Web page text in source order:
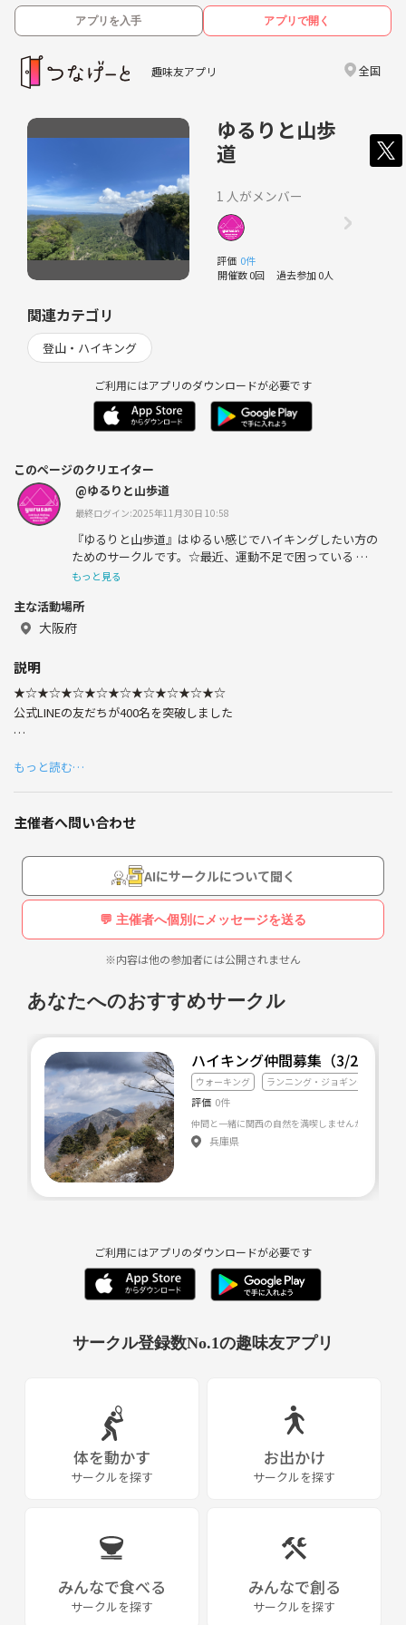
アプリを入手 アプリで開く
趣味友アプリ 全国
ゆるりと山歩
道
1 人がメンバー
評価 0件
開催数 0回 過去参加 0人
関連カテゴリ
登山・ハイキング
ご利用にはアプリのダウンロードが必要です
このページのクリエイター
@ゆるりと山歩道
最終ログイン:2025年11月30日 10:58
『ゆるりと山歩道』はゆるい感じでハイキングしたい方の
ためのサークルです。☆最近、運動不足で困っている ☆
自然を感じたい ☆仲間とわいわいしたい ☆登山に挑戦し
キングしましょう
もっと見る
主な活動場所
大阪府
説明
★☆★☆★☆★☆★☆★☆★☆★☆★☆
公式LINEの友だちが400名を突破しました
よろしくお願いします
★☆★☆★☆★☆★☆★☆★☆★☆★☆
『ゆるりと山歩道』"ゆるさん" は入会費、年会費無料の社会人登山・ハ
イキングサークルです。当サークルはゆるいウォーキングや低山から、
しっかり山登りまで登山女子・山ガールの方に多く参加していただいて
おります。
月に２、３回行う企画によって体力度や難易度が異なりますので、ご無
理をなさらずにご自身の体力や経験からお好きな企画にお気軽にご参加
OKです。
ップアップしたい！というのが参加者の主なモチベーションです。
現在、山を純粋に楽しみたい方を募集していますのでご興味のある方は
ぜひ私たちと一緒に素敵な体験を共有しましょう。
初めての方は、ゆるりと山歩道の公式LINE(認証済みアカウント)を友だ
ち追加してください。最新情報や活動の申込みは全て公式LINEにてご案
内させていただいております。
交換することはできませんのでご安心くださいませ。
不安な方はまずホームページにある利用規約をご確認いただくと良いか
1人参加が不安な方、心配しないで！
まだまだ新しいサークルですので参加者の多くは初参加の方で、打ち解
けやすい雰囲気ができています。そう、今がチャンスです！
＊特に初心者や女性にとって居心地の良いサークルを目指しています。
ネットワークビジネス・宗教・他団体への勧誘、ナンパ等目的の参加は
もっと読む…
主催者へ問い合わせ
AIにサークルについて聞く
💬 主催者へ個別にメッセージを送る
※内容は他の参加者には公開されません
あなたへのおすすめサークル
ハイキング仲間募集（3/26,4/
ウォーキング ランニング・ジョギング
評価 0件
兵庫県
ご利用にはアプリのダウンロードが必要です
サークル登録数No.1の趣味友アプリ
体を動かす
サークルを探す
お出かけ
サークルを探す
みんなで食べる
サークルを探す
みんなで創る
サークルを探す